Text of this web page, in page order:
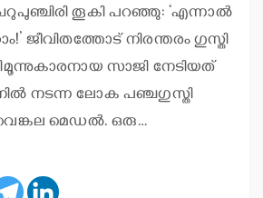
തൂകി പറഞ്ഞു: ‘എന്നാല്‍
ജീവിതത്തോട് നിരന്തരം ഗുസ്തി
സാജി നേടിയത്
നടന്ന ലോക പഞ്ചഗുസ്തി
വെങ്കല മെഡല്‍. ഒരു…